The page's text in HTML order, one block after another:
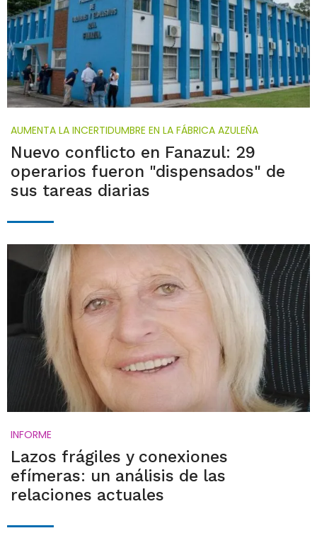
AUMENTA LA INCERTIDUMBRE EN LA FÁBRICA AZULEÑA
Nuevo conflicto en Fanazul: 29
operarios fueron "dispensados" de
sus tareas diarias
INFORME
Lazos frágiles y conexiones
efímeras: un análisis de las
relaciones actuales